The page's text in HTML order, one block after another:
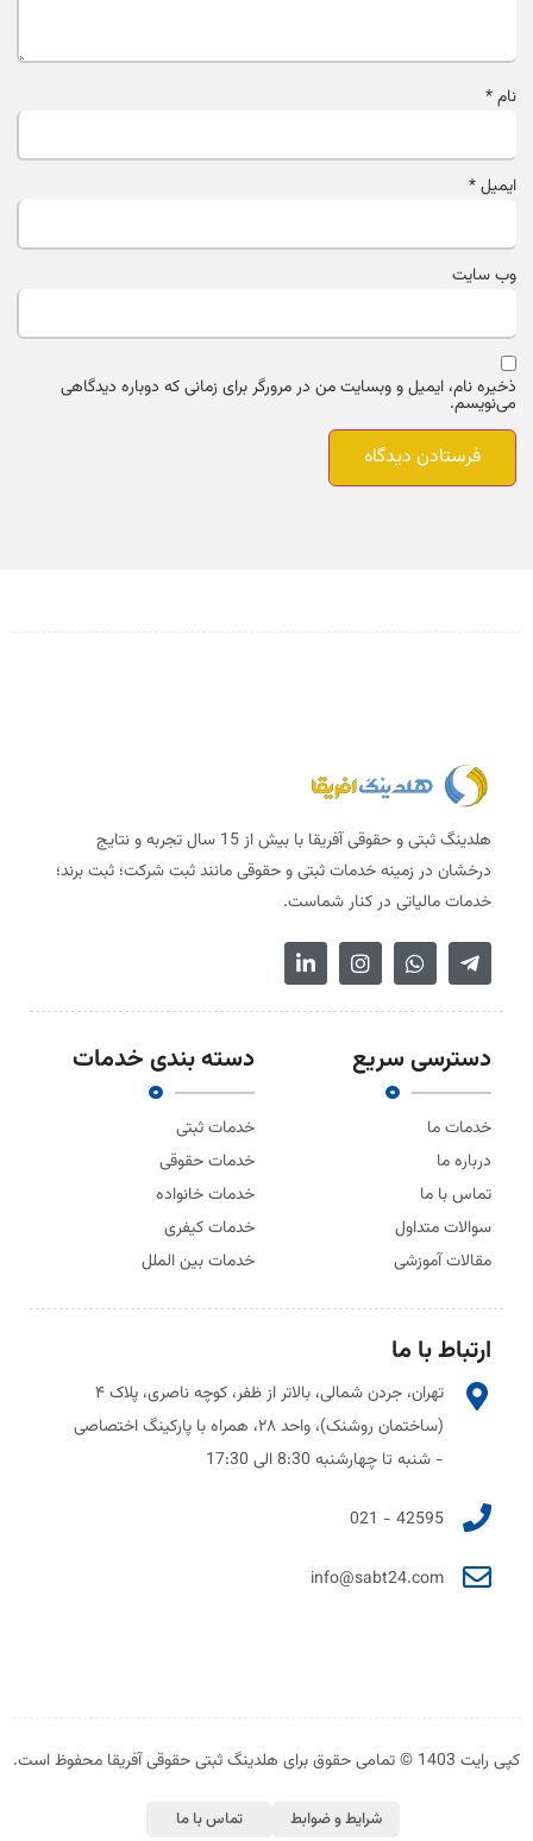
نام*
ایمیل*
وب‌ سایت
ذخیره نام، ایمیل و وبسایت من در مرورگر برای زمانی که دوباره دیدگاهی
می‌نویسم.
هلدینگ ثبتی و حقوقی آفریقا با بیش از 15 سال تجربه و نتایج
درخشان در زمینه خدمات ثبتی و حقوقی مانند ثبت شرکت؛ ثبت برند؛
خدمات مالیاتی در کنار شماست.
دسترسی سریع
خدمات ما
درباره ما
تماس با ما
سوالات متداول
مقالات آموزشی
دسته بندی خدمات
خدمات ثبتی
خدمات حقوقی
خدمات خانواده
خدمات کیفری
خدمات بین الملل
ارتباط با ما
تهران، جردن شمالی، بالاتر از ظفر، کوچه ناصری، پلاک ۴
(ساختمان روشنک)، واحد ۲۸، همراه با پارکینگ اختصاصی
- شنبه تا چهارشنبه 8:30 الی 17:30
42595 - 021
info@sabt24.com
کپی رایت 1403 © تمامی حقوق برای هلدینگ ثبتی حقوقی آفریقا محفوظ است.
شرایط و ضوابط تماس با ما